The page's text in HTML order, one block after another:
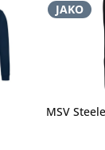
JAKO
MSV